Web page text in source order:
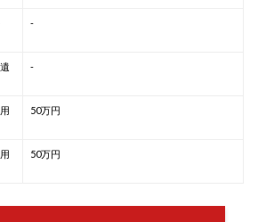
-
-
50万円
50万円